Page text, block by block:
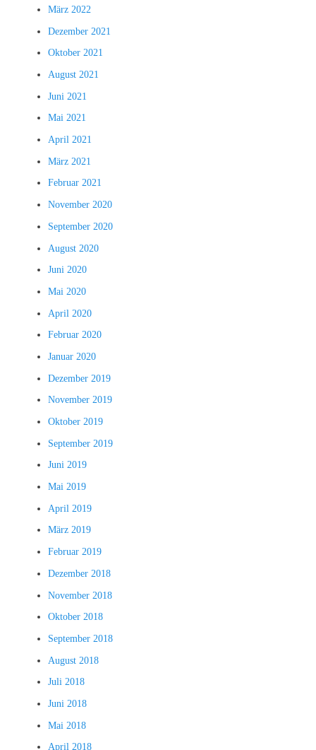
März 2022
Dezember 2021
Oktober 2021
August 2021
Juni 2021
Mai 2021
April 2021
März 2021
Februar 2021
November 2020
September 2020
August 2020
Juni 2020
Mai 2020
April 2020
Februar 2020
Januar 2020
Dezember 2019
November 2019
Oktober 2019
September 2019
Juni 2019
Mai 2019
April 2019
März 2019
Februar 2019
Dezember 2018
November 2018
Oktober 2018
September 2018
August 2018
Juli 2018
Juni 2018
Mai 2018
April 2018